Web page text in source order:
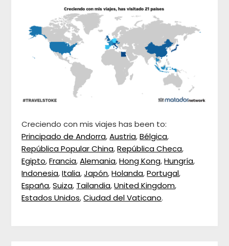
Creciendo con mis viajes has been to:
Principado de Andorra,Austria,Bélgica,
República Popular China,República Checa,
Egipto,Francia,Alemania,Hong Kong,Hungría,
Indonesia,Italia,Japón,Holanda,Portugal,
España,Suiza, Tailandia,United Kingdom,
Estados Unidos,Ciudad del Vaticano.